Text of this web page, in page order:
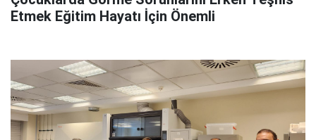
Etmek Eğitim Hayatı İçin Önemli